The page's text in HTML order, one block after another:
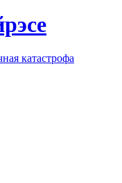
катастрофa